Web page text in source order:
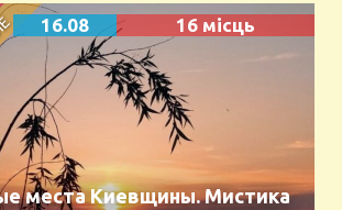
16.08 16 місць
места Киевщины. Мистика